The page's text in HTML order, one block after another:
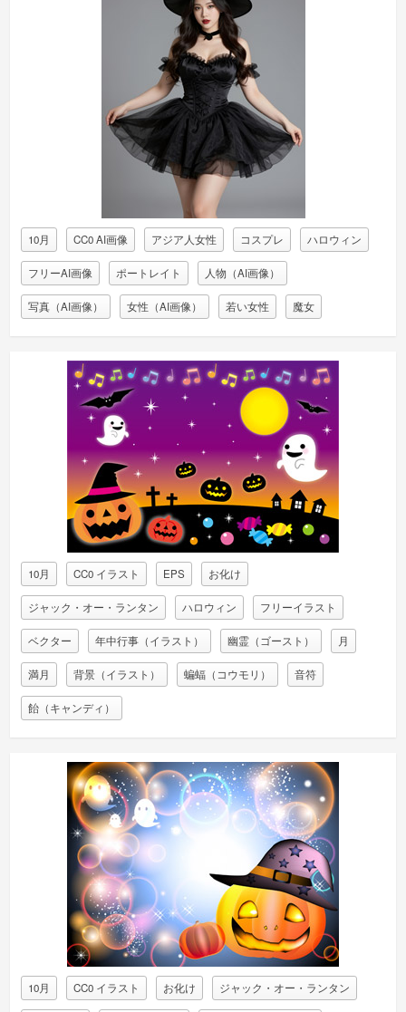
10月 CC0 AI画像 アジア人女性 コスプレ ハロウィン
フリーAI画像 ポートレイト 人物（AI画像）
写真（AI画像） 女性（AI画像） 若い女性 魔女
10月 CC0 イラスト EPS お化け
ジャック・オー・ランタン ハロウィン フリーイラスト
ベクター 年中行事（イラスト） 幽霊（ゴースト） 月
満月 背景（イラスト） 蝙蝠（コウモリ） 音符
飴（キャンディ）
10月 CC0 イラスト お化け ジャック・オー・ランタン